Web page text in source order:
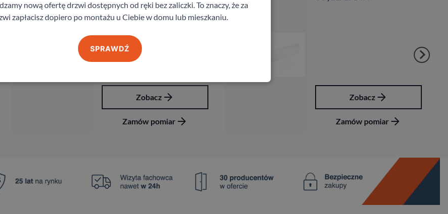
Zobacz
Zamów pomiar
Zobacz
Zamów pomiar
nową ofertę drzwi dostępnych od ręki bez zaliczki. To znaczy, że za
zapłacisz dopiero po montażu u Ciebie w domu lub mieszkaniu.
SPRAWDŹ